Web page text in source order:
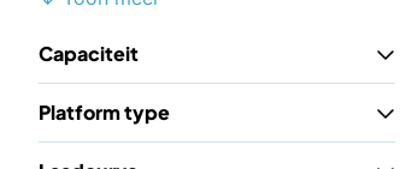
Capaciteit
Platform type